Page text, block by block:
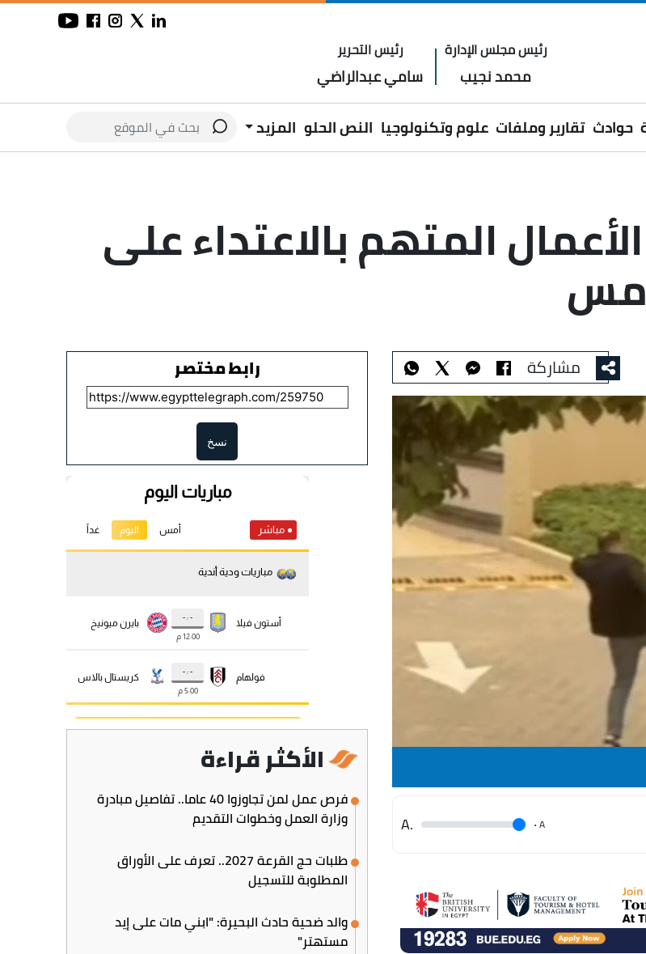
رئيس مجلس الإدارة
محمد نجيب
رئيس التحرير
سامي عبدالراضي
حوادث تقارير وملفات علوم وتكنولوجيا النص الحلو المزيد
المتهم بالاعتداء على
مشاركة
A
.
.A
رابط مختصر
نسخ
الأكثر قراءة
فرص عمل لمن تجاوزوا 40 عاما.. تفاصيل مبادرة
وزارة العمل وخطوات التقديم
طلبات حج القرعة 2027.. تعرف على الأوراق
المطلوبة للتسجيل
والد ضحية حادث البحيرة: "ابني مات على إيد
مستهتر"